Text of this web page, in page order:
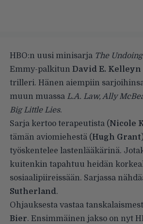
HBO:n uusi minisarja The Undoing
Emmy-palkitun David E. Kelleyn
trilleri. Hänen aiempiin
muun muassa L.A. Law, Ally
Big Little Lies.
Sarja kertoo terapeutista (Nicole
tämän aviomiehestä (Hugh Grant
työskentelee lastenlääkärinä.
kuitenkin tapahtuu heidän
sosiaalipiireissään. Sarjassa
Sutherland.
Ohjauksesta vastaa
Bier. Ensimmäinen jakso on nyt